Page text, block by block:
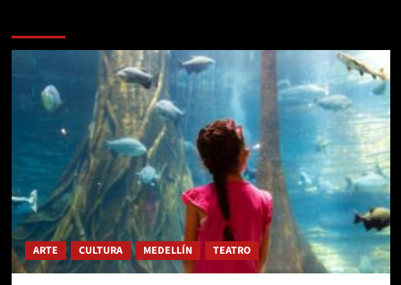
ARTE CULTURA MEDELLÍN TEATRO